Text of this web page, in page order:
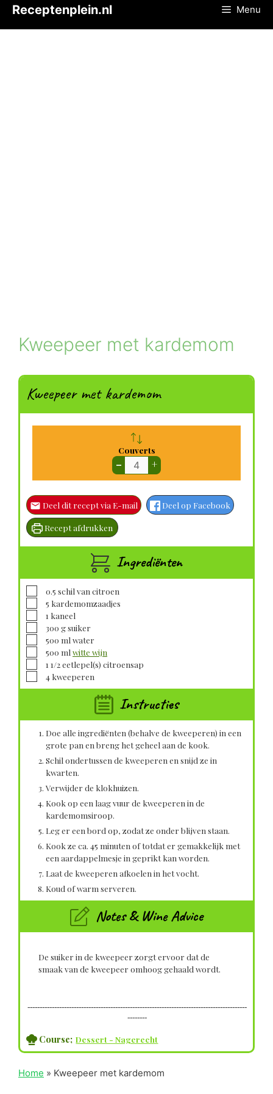
Receptenplein.nl Menu
Kweepeer met kardemom
Kweepeer met kardemom
Couverts
– +
Deel dit recept via E-mail Deel op Facebook
Recept afdrukken
Ingrediënten
▢
0.5 schil van citroen
▢
5 kardemomzaadjes
▢1 kaneel
▢
300 gsuiker
▢
500 ml water
▢
500 ml witte wijn
▢1 1/2 eetlepel(s) citroensap
▢4 kweeperen
Instructies
Doe alle ingrediënten (behalve de kweeperen) in een
grote pan en breng het geheel aan de kook.
Schil ondertussen de kweeperen en snijd ze in
kwarten.
Verwijder de klokhuizen.
Kook op een laag vuur de kweeperen in de
kardemomsiroop.
Leg er een bord op, zodat ze onder blijven staan.
Kook ze ca. 45 minuten of totdat er gemakkelijk met
een aardappelmesje in geprikt kan worden.
Laat de kweeperen afkoelen in het vocht.
Koud of warm serveren.
Notes & Wine Advice
De suiker in de kweepeer zorgt ervoor dat de
smaak van de kweepeer omhoog gehaald wordt.
------------------------------------------------------------------------------------------
--------
Course; Dessert - Nagerecht
Home » Kweepeer met kardemom